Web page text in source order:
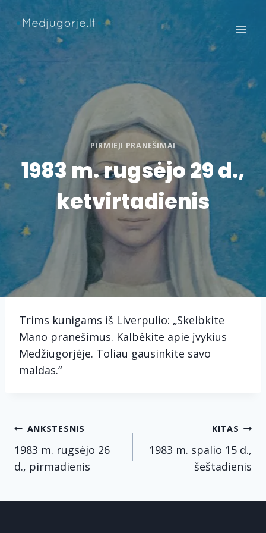
content
PIRMIEJI PRANEŠIMAI
1983 m. rugsėjo 29 d.,
ketvirtadienis
Trims kunigams iš Liverpulio: „Skelbkite
Mano pranešimus. Kalbėkite apie įvykius
Medžiugorjėje. Toliau gausinkite savo
maldas.“
Navigacija
tarp
įrašų
ANKSTESNIS
1983 m. rugsėjo 26
d., pirmadienis
KITAS
1983 m. spalio 15 d.,
šeštadienis